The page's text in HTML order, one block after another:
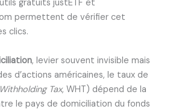
gratuits justETF et
permettent de vérifier cet
clics.
, levier souvent invisible mais
d’actions américaines, le taux de
Withholding Tax, WHT) dépend de la
le pays de domiciliation du fonds